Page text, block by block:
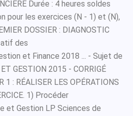
Durée : 4 heures soldes
pour les exercices (N - 1) et (N),
DOSSIER : DIAGNOSTIC
des
et Finance 2018 ... - Sujet de
GESTION 2015 - CORRIGÉ
1 : RÉALISER LES OPÉRATIONS
1) Procéder
et Gestion LP Sciences de